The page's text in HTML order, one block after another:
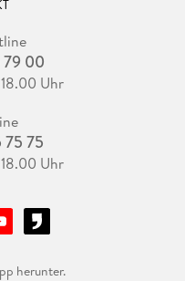
00
Uhr
75
Uhr
herunter.